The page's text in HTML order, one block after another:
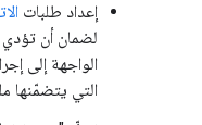
إعداد طلبات
لضمان أن
التي يتضمّنها